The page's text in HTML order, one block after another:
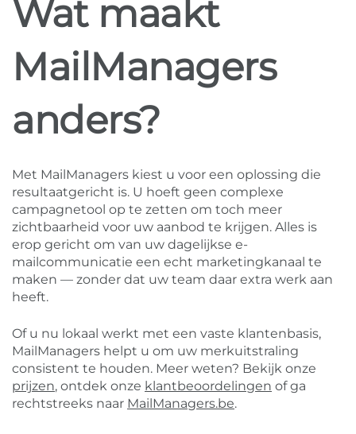
Wat maakt
MailManagers
anders?
Met MailManagers kiest u voor een oplossing die
resultaatgericht is. U hoeft geen complexe
campagnetool op te zetten om toch meer
zichtbaarheid voor uw aanbod te krijgen. Alles is
erop gericht om van uw dagelijkse e-
mailcommunicatie een echt marketingkanaal te
maken — zonder dat uw team daar extra werk aan
heeft.
Of u nu lokaal werkt met een vaste klantenbasis,
MailManagers helpt u om uw merkuitstraling
consistent te houden. Meer weten? Bekijk onze
prijzen, ontdek onze klantbeoordelingen of ga
rechtstreeks naar MailManagers.be.